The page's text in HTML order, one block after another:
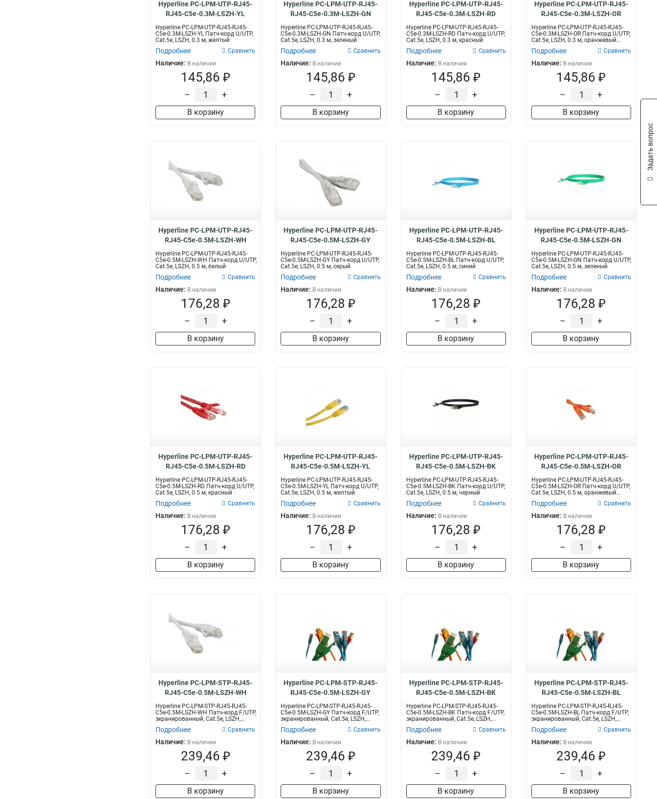
Hyperline PC-LPM-UTP-RJ45-
RJ45-C5e-0.3M-LSZH-YL
Hyperline PC-LPM-UTP-RJ45-RJ45-
C5e-0.3M-LSZH-YL Патч-корд U/UTP,
Cat.5е, LSZH, 0.3 м, желтый
Подробнее Сравнить
Наличие: В наличии
145,86 ₽
– +
В корзину
Hyperline PC-LPM-UTP-RJ45-
RJ45-C5e-0.3M-LSZH-GN
Hyperline PC-LPM-UTP-RJ45-RJ45-
C5e-0.3M-LSZH-GN Патч-корд U/UTP,
Cat.5е, LSZH, 0.3 м, зеленый
Подробнее Сравнить
Наличие: В наличии
145,86 ₽
– +
В корзину
Hyperline PC-LPM-UTP-RJ45-
RJ45-C5e-0.3M-LSZH-RD
Hyperline PC-LPM-UTP-RJ45-RJ45-
C5e-0.3M-LSZH-RD Патч-корд U/UTP,
Cat.5е, LSZH, 0.3 м, красный
Подробнее Сравнить
Наличие: В наличии
145,86 ₽
– +
В корзину
Hyperline PC-LPM-UTP-RJ45-
RJ45-C5e-0.3M-LSZH-OR
Hyperline PC-LPM-UTP-RJ45-RJ45-
C5e-0.3M-LSZH-OR Патч-корд U/UTP,
Cat.5е, LSZH, 0.3 м, оранжевый...
Подробнее Сравнить
Наличие: В наличии
145,86 ₽
– +
В корзину
Hyperline PC-LPM-UTP-RJ45-
RJ45-C5e-0.5M-LSZH-WH
Hyperline PC-LPM-UTP-RJ45-RJ45-
C5e-0.5M-LSZH-WH Патч-корд U/UTP,
Cat.5e, LSZH, 0.5 м, белый
Подробнее Сравнить
Наличие: В наличии
176,28 ₽
– +
В корзину
Hyperline PC-LPM-UTP-RJ45-
RJ45-C5e-0.5M-LSZH-GY
Hyperline PC-LPM-UTP-RJ45-RJ45-
C5e-0.5M-LSZH-GY Патч-корд U/UTP,
Cat.5e, LSZH, 0.5 м, серый
Подробнее Сравнить
Наличие: В наличии
176,28 ₽
– +
В корзину
Hyperline PC-LPM-UTP-RJ45-
RJ45-C5e-0.5M-LSZH-BL
Hyperline PC-LPM-UTP-RJ45-RJ45-
C5e-0.5M-LSZH-BL Патч-корд U/UTP,
Cat.5e, LSZH, 0.5 м, синий
Подробнее Сравнить
Наличие: В наличии
176,28 ₽
– +
В корзину
Hyperline PC-LPM-UTP-RJ45-
RJ45-C5e-0.5M-LSZH-GN
Hyperline PC-LPM-UTP-RJ45-RJ45-
C5e-0.5M-LSZH-GN Патч-корд U/UTP,
Cat.5e, LSZH, 0.5 м, зеленый
Подробнее Сравнить
Наличие: В наличии
176,28 ₽
– +
В корзину
Hyperline PC-LPM-UTP-RJ45-
RJ45-C5e-0.5M-LSZH-RD
Hyperline PC-LPM-UTP-RJ45-RJ45-
C5e-0.5M-LSZH-RD Патч-корд U/UTP,
Cat.5e, LSZH, 0.5 м, красный
Подробнее Сравнить
Наличие: В наличии
176,28 ₽
– +
В корзину
Hyperline PC-LPM-UTP-RJ45-
RJ45-C5e-0.5M-LSZH-YL
Hyperline PC-LPM-UTP-RJ45-RJ45-
C5e-0.5M-LSZH-YL Патч-корд U/UTP,
Cat.5e, LSZH, 0.5 м, желтый
Подробнее Сравнить
Наличие: В наличии
176,28 ₽
– +
В корзину
Hyperline PC-LPM-UTP-RJ45-
RJ45-C5e-0.5M-LSZH-BK
Hyperline PC-LPM-UTP-RJ45-RJ45-
C5e-0.5M-LSZH-BK Патч-корд U/UTP,
Cat.5e, LSZH, 0.5 м, черный
Подробнее Сравнить
Наличие: В наличии
176,28 ₽
– +
В корзину
Hyperline PC-LPM-UTP-RJ45-
RJ45-C5e-0.5M-LSZH-OR
Hyperline PC-LPM-UTP-RJ45-RJ45-
C5e-0.5M-LSZH-OR Патч-корд U/UTP,
Cat.5е, LSZH, 0.5 м, оранжевый...
Подробнее Сравнить
Наличие: В наличии
176,28 ₽
– +
В корзину
Hyperline PC-LPM-STP-RJ45-
RJ45-C5e-0.5M-LSZH-WH
Hyperline PC-LPM-STP-RJ45-RJ45-
C5e-0.5M-LSZH-WH Патч-корд F/UTP,
экранированный, Cat.5e, LSZH,...
Подробнее Сравнить
Наличие: В наличии
239,46 ₽
– +
В корзину
Hyperline PC-LPM-STP-RJ45-
RJ45-C5e-0.5M-LSZH-GY
Hyperline PC-LPM-STP-RJ45-RJ45-
C5e-0.5M-LSZH-GY Патч-корд F/UTP,
экранированный, Cat.5e, LSZH,...
Подробнее Сравнить
Наличие: В наличии
239,46 ₽
– +
В корзину
Hyperline PC-LPM-STP-RJ45-
RJ45-C5e-0.5M-LSZH-BK
Hyperline PC-LPM-STP-RJ45-RJ45-
C5e-0.5M-LSZH-BK Патч-корд F/UTP,
экранированный, Cat.5e, LSZH,...
Подробнее Сравнить
Наличие: В наличии
239,46 ₽
– +
В корзину
Hyperline PC-LPM-STP-RJ45-
RJ45-C5e-0.5M-LSZH-BL
Hyperline PC-LPM-STP-RJ45-RJ45-
C5e-0.5M-LSZH-BL Патч-корд F/UTP,
экранированный, Cat.5e, LSZH,...
Подробнее Сравнить
Наличие: В наличии
239,46 ₽
– +
В корзину
Задать вопрос